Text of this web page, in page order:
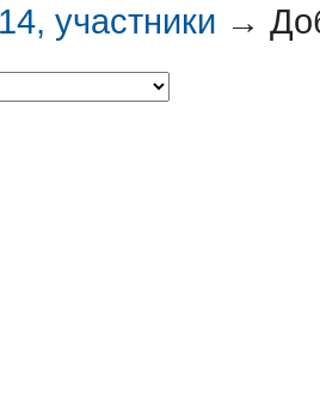
участники →